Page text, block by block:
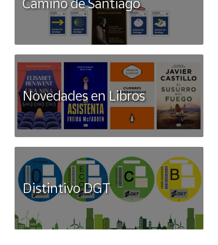
Camino de Santiago
Novedades en Libros
Distintivo DGT